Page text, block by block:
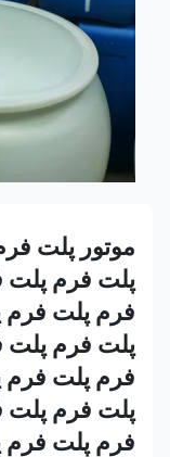
موتور پلت فرم
پلت فرم پلت
فرم پلت فرم
پلت فرم پلت
فرم پلت فرم
پلت فرم پلت
فرم پلت فرم